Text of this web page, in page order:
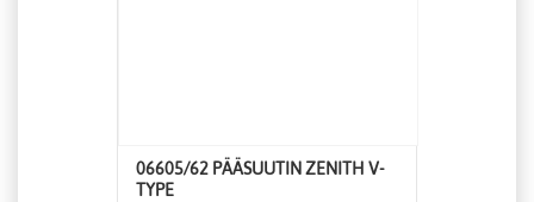
06605/62 PÄÄSUUTIN ZENITH V-
TYPE